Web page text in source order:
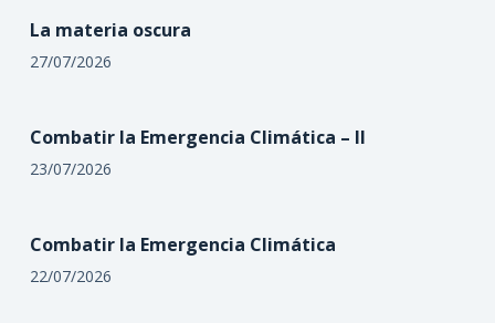
La materia oscura
27/07/2026
Combatir la Emergencia Climática – II
23/07/2026
Combatir la Emergencia Climática
22/07/2026